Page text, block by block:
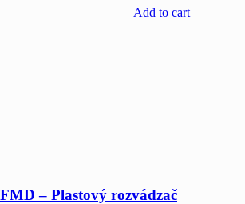
Add to cart
– Plastový rozvádzač